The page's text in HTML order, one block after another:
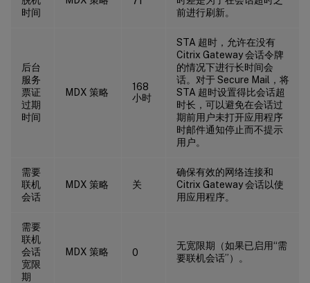
时间
前进行刷新。
后台
服务
票证
过期
时间
MDX 策略
168
小时
STA 超时，允许在没有
Citrix Gateway 会话令牌
的情况下进行长时间会
话。对于 Secure Mail，将
STA 超时设置得比会话超
时长，可以避免在会话过
期前用户未打开应用程序
时邮件通知停止而不提示
用户。
需要
联机
会话
MDX 策略 关
确保有效的网络连接和
Citrix Gateway 会话以使
用应用程序。
需要
联机
会话
宽限
期
MDX 策略 0
无宽限期（如果已启用“需
要联机会话”）。